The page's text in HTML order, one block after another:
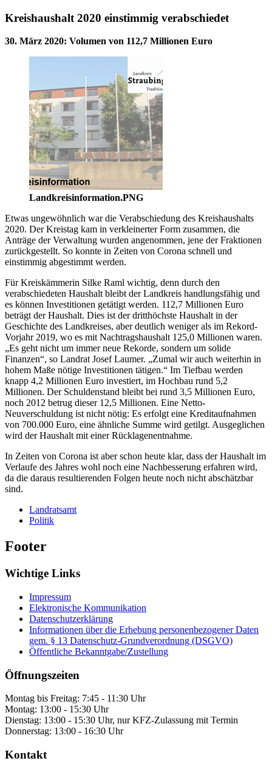
Kreishaushalt 2020 einstimmig verabschiedet
30. März 2020: Volumen von 112,7 Millionen Euro
Landkreisinformation.PNG
Etwas ungewöhnlich war die Verabschiedung des Kreishaushalts
2020. Der Kreistag kam in verkleinerter Form zusammen, die
Anträge der Verwaltung wurden angenommen, jene der Fraktionen
zurückgestellt. So konnte in Zeiten von Corona schnell und
einstimmig abgestimmt werden.
Für Kreiskämmerin Silke Raml wichtig, denn durch den
verabschiedeten Haushalt bleibt der Landkreis handlungsfähig und
es können Investitionen getätigt werden. 112,7 Millionen Euro
beträgt der Haushalt. Dies ist der dritthöchste Haushalt in der
Geschichte des Landkreises, aber deutlich weniger als im Rekord-
Vorjahr 2019, wo es mit Nachtragshaushalt 125,0 Millionen waren.
„Es geht nicht um immer neue Rekorde, sondern um solide
Finanzen“, so Landrat Josef Laumer. „Zumal wir auch weiterhin in
hohem Maße nötige Investitionen tätigen.“ Im Tiefbau werden
knapp 4,2 Millionen Euro investiert, im Hochbau rund 5,2
Millionen. Der Schuldenstand bleibt bei rund 3,5 Millionen Euro,
noch 2012 betrug dieser 12,5 Millionen. Eine Netto-
Neuverschuldung ist nicht nötig: Es erfolgt eine Kreditaufnahmen
von 700.000 Euro, eine ähnliche Summe wird getilgt. Ausgeglichen
wird der Haushalt mit einer Rücklagenentnahme.
In Zeiten von Corona ist aber schon heute klar, dass der Haushalt im
Verlaufe des Jahres wohl noch eine Nachbesserung erfahren wird,
da die daraus resultierenden Folgen heute noch nicht abschätzbar
sind.
Landratsamt
Politik
Footer
Wichtige Links
Impressum
Elektronische Kommunikation
Datenschutzerklärung
Informationen über die Erhebung personenbezogener Daten
gem. § 13 Datenschutz-Grundverordnung (DSGVO)
Öffentliche Bekanntgabe/Zustellung
Öffnungszeiten
Montag bis Freitag: 7:45 - 11:30 Uhr
Montag: 13:00 - 15:30 Uhr
Dienstag: 13:00 - 15:30 Uhr, nur KFZ-Zulassung mit Termin
Donnerstag: 13:00 - 16:30 Uhr
Kontakt